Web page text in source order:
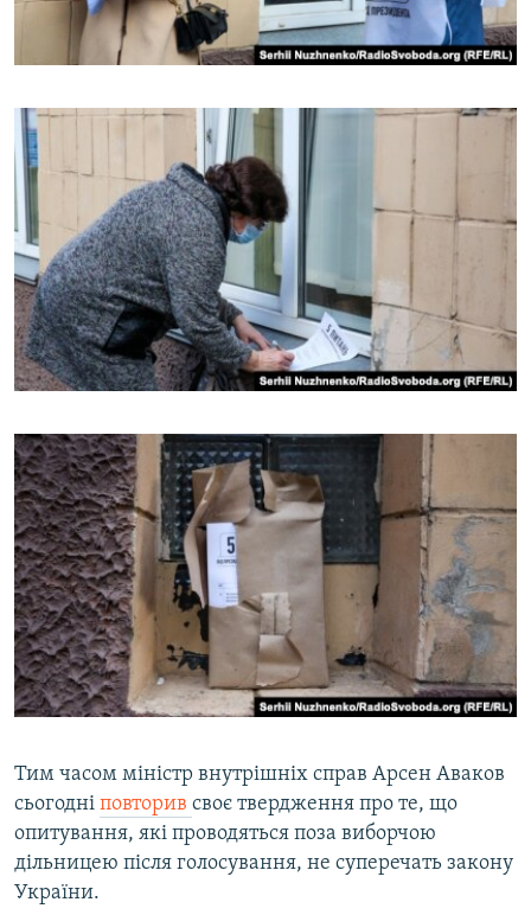
Тим часом міністр внутрішніх справ Арсен Аваков
сьогодні повторив своє твердження про те, що
опитування, які проводяться поза виборчою
дільницею після голосування, не суперечать закону
України.